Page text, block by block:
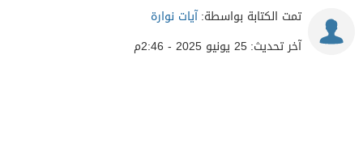
تمت الكتابة بواسطة:آيات نوارة
آخر تحديث:25 يونيو 2025 - 2:46م